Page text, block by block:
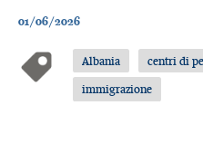
01/06/2026
Albania
centri di
immigrazione